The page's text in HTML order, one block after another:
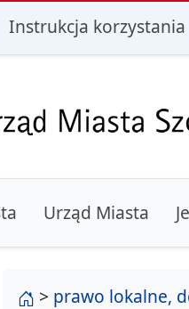
Instrukcja korzystania
Urząd Miasta
strona główna
> prawo lokalne,